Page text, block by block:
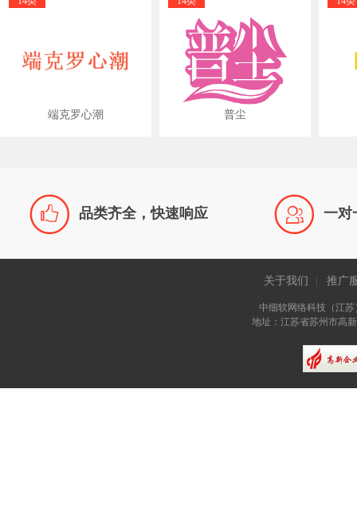
端克罗心潮 普尘
 品类齐全，快速响应  一对
关于我们 推广
中细软网络科技（江
地址：江苏省苏州市高